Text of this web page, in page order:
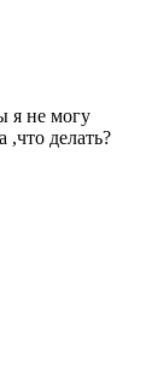
я не могу
,что делать?